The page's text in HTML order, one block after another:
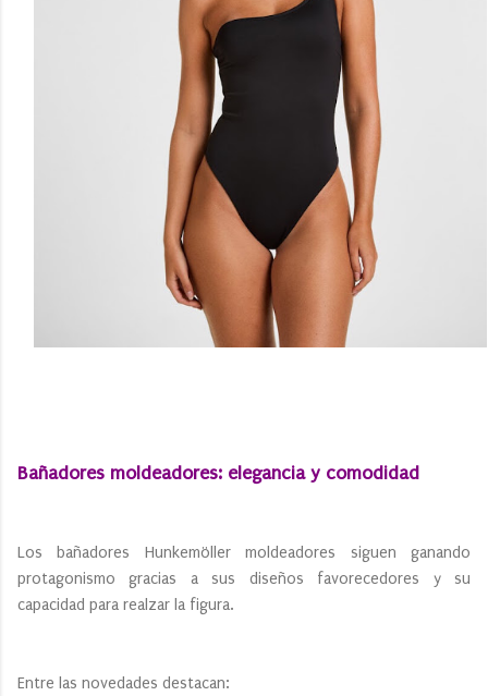
Bañadores moldeadores: elegancia y comodidad
Los bañadores Hunkemöller moldeadores siguen ganando
protagonismo gracias a sus diseños favorecedores y su
capacidad para realzar la figura.
Entre las novedades destacan: